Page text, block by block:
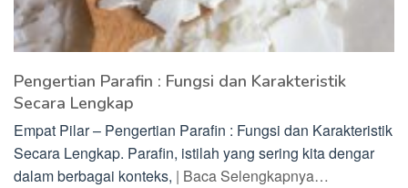
Pengertian Parafin : Fungsi dan Karakteristik
Secara Lengkap
Empat Pilar – Pengertian Parafin : Fungsi dan Karakteristik
Secara Lengkap. Parafin, istilah yang sering kita dengar
dalam berbagai konteks, | Baca Selengkapnya…